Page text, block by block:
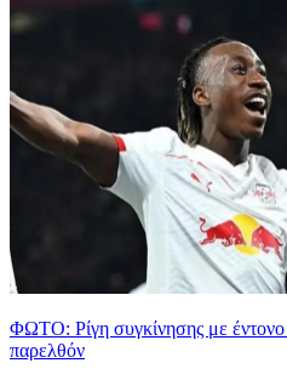
ΦΩΤΟ: Ρίγη συγκίνησης με
παρελθόν